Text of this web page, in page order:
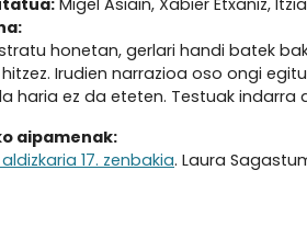
honetan, gerlari handi batek
Irudien narrazioa oso ongi
haria ez da eteten. Testuak
aipamenak:
17. zenbakia. Laura